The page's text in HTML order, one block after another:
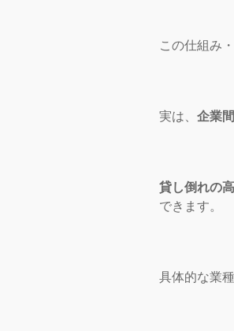
この仕組み
実は、 企業
貸し倒れの
できます。
具体的な業